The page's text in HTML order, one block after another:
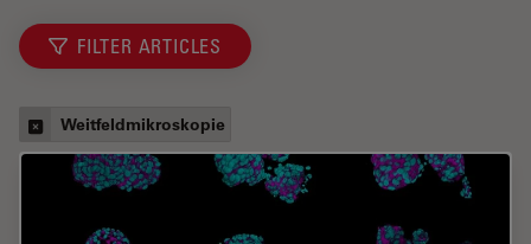
FILTER ARTICLES
Weitfeldmikroskopie